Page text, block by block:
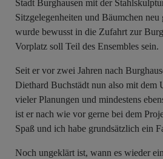
Stadt Burghausen mit der
Sitzgelegenheiten und Bäumchen
wurde bewusst in die Zufahrt zur
Vorplatz soll Teil des Ensembles sein.
Seit er vor zwei Jahren nach
Diethard Buchstädt nun also mit dem
vieler Planungen und mindestens
ist er nach wie vor gerne bei dem
Spaß und ich habe grundsätzlich ein
Noch ungeklärt ist, wann es wieder